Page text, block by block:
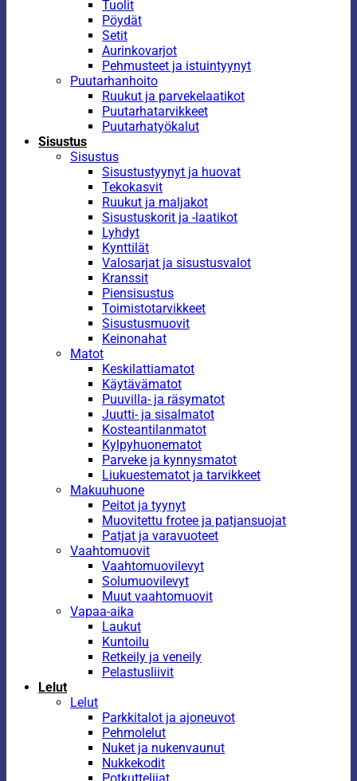
Tuolit
Pöydät
Setit
Aurinkovarjot
Pehmusteet ja istuintyynyt
Puutarhanhoito
Ruukut ja parvekelaatikot
Puutarhatarvikkeet
Puutarhatyökalut
Sisustus
Sisustus
Sisustustyynyt ja huovat
Tekokasvit
Ruukut ja maljakot
Sisustuskorit ja -laatikot
Lyhdyt
Kynttilät
Valosarjat ja sisustusvalot
Kranssit
Piensisustus
Toimistotarvikkeet
Sisustusmuovit
Keinonahat
Matot
Keskilattiamatot
Käytävämatot
Puuvilla- ja räsymatot
Juutti- ja sisalmatot
Kosteantilanmatot
Kylpyhuonematot
Parveke ja kynnysmatot
Liukuestematot ja tarvikkeet
Makuuhuone
Peitot ja tyynyt
Muovitettu frotee ja patjansuojat
Patjat ja varavuoteet
Vaahtomuovit
Vaahtomuovilevyt
Solumuovilevyt
Muut vaahtomuovit
Vapaa-aika
Laukut
Kuntoilu
Retkeily ja veneily
Pelastusliivit
Lelut
Lelut
Parkkitalot ja ajoneuvot
Pehmolelut
Nuket ja nukenvaunut
Nukkekodit